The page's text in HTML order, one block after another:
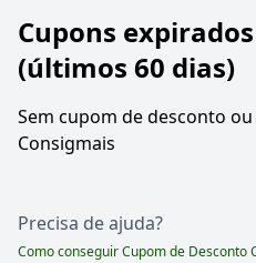
Cupons expirados
(últimos 60 dias)
Sem cupom de desconto
Consigmais
Precisa de ajuda?
Como conseguir Cupom de Desconto